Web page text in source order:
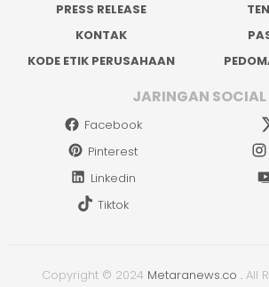
PRESS RELEASE
KONTAK
KODE ETIK PERUSAHAAN
JARINGAN SOCIAL
Facebook
Pinterest
Linkedin
Tiktok
Copyright © 2024 Metaranews.co . All